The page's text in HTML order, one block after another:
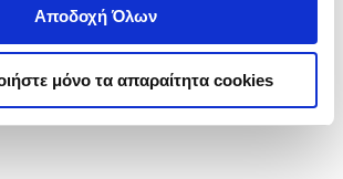
Αποδοχή Όλων
μόνο τα απαραίτητα cookies